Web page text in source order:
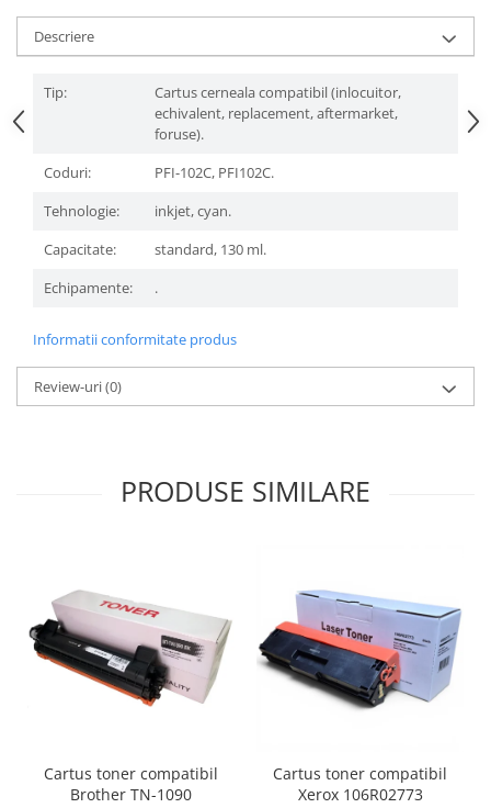
Descriere
Tip:
Cartus cerneala compatibil (inlocuitor,
echivalent, replacement, aftermarket,
foruse).
Coduri:
PFI-102C, PFI102C.
Tehnologie:
inkjet, cyan.
Capacitate:
standard, 130 ml.
Echipamente:
.
Informatii conformitate produs
Review-uri(0)
PRODUSE SIMILARE
Cartus toner compatibil
Brother TN-1090
Cartus toner compatibil
Xerox 106R02773